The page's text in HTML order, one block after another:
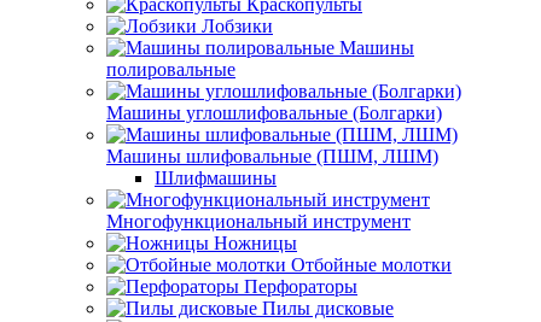
Краскопульты
Лобзики
Машины
полировальные
Машины углошлифовальные (Болгарки)
Машины шлифовальные (ПШМ, ЛШМ)
Шлифмашины
Многофункциональный инструмент
Ножницы
Отбойные молотки
Перфораторы
Пилы дисковые